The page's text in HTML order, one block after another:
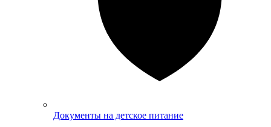
Документы на детское питание